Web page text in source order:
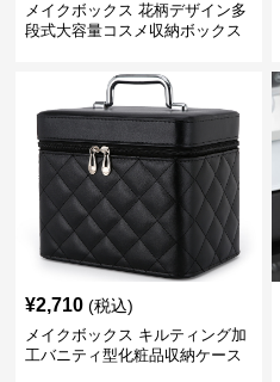
メイクボックス 花柄デザイン多
段式大容量コスメ収納ボックス
¥2,710 (税込)
メイクボックス キルティング加
工バニティ型化粧品収納ケース